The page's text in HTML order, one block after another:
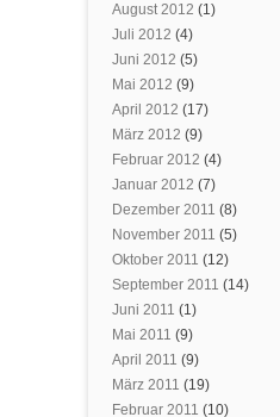
August 2012 (1)
Juli 2012 (4)
Juni 2012 (5)
Mai 2012 (9)
April 2012 (17)
März 2012 (9)
Februar 2012 (4)
Januar 2012 (7)
Dezember 2011 (8)
November 2011 (5)
Oktober 2011 (12)
September 2011 (14)
Juni 2011 (1)
Mai 2011 (9)
April 2011 (9)
März 2011 (19)
Februar 2011 (10)